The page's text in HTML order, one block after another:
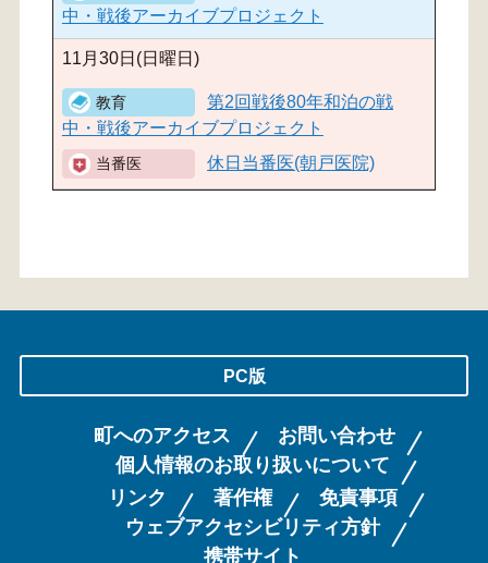
中・戦後アーカイブプロジェクト
11月30日(日曜日)
第2回戦後80年和泊の戦
中・戦後アーカイブプロジェクト
休日当番医(朝戸医院)
PC版
町へのアクセス
お問い合わせ
個人情報のお取り扱いについて
リンク
著作権
免責事項
ウェブアクセシビリティ方針
携帯サイト